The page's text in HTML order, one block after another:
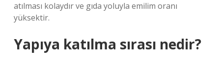
atılması kolaydır ve gıda yoluyla emilim oranı
yüksektir.
Yapıya katılma sırası nedir?